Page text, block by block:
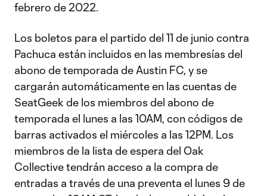
febrero de 2022.
Los boletos para el partido del 11 de junio contra
Pachuca están incluidos en las membresías del
abono de temporada de Austin FC, y se
cargarán automáticamente en las cuentas de
SeatGeek de los miembros del abono de
temporada el lunes a las 10AM, con códigos de
barras activados el miércoles a las 12PM. Los
miembros de la lista de espera del Oak
Collective tendrán acceso a la compra de
entradas a través de una preventa el lunes 9 de